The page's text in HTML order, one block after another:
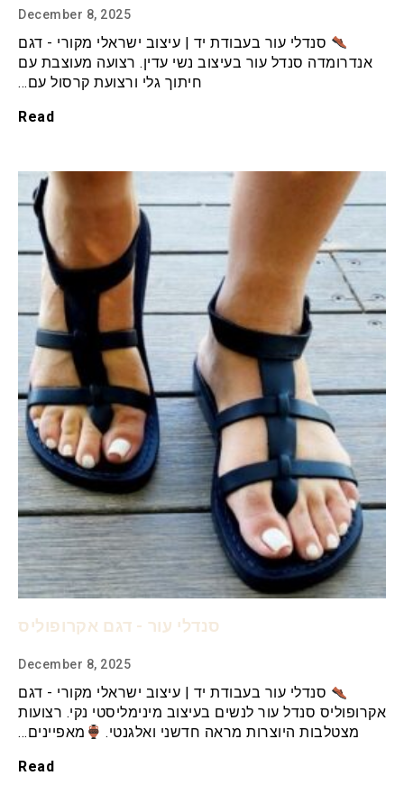
December 8, 2025
סנדלי עור בעבודת יד | עיצוב ישראלי מקורי - דגם
אנדרומדה סנדל עור בעיצוב נשי עדין. רצועה מעוצבת עם
חיתוך גלי ורצועת קרסול עם…
Read
סנדלי עור - דגם אקרופוליס
December 8, 2025
סנדלי עור בעבודת יד | עיצוב ישראלי מקורי - דגם
אקרופוליס סנדל עור לנשים בעיצוב מינימליסטי נקי. רצועות
מצטלבות היוצרות מראה חדשני ואלגנטי.
מאפיינים…
Read